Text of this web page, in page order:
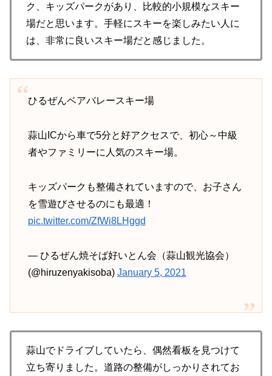
ク、キッズパークがあり、比較的小規模なスキー
場だと思います。手軽にスキーを楽しみたい人に
は、非常に良いスキー場だと感じました。
ひるぜんベアバレースキー場
蒜山ICから車で5分と好アクセスで、初心～中級
者やファミリーに人気のスキー場。
キッズパークも整備されていますので、お子さん
を雪遊びさせるのにも最適！
pic.twitter.com/ZfWi8LHggd
— ひるぜん焼そば好いとん会（蒜山観光協会）
(@hiruzenyakisoba) January 5, 2021
蒜山でドライブしていたら、偶然看板を見つけて
立ち寄りました。道路の整備がしっかりされてお